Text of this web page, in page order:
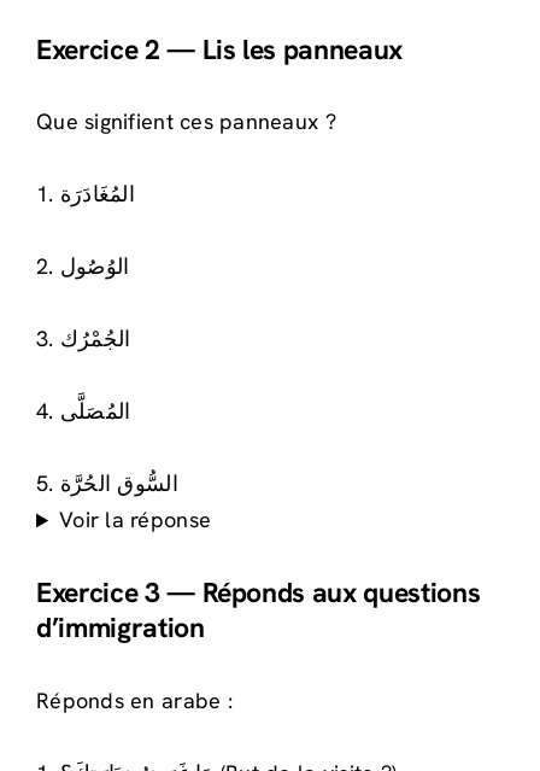
Exercice 2 — Lis les panneaux
Que signifient ces panneaux ?
1. المُغَادَرَة
2. الوُصُول
3. الجُمْرُك
4. المُصَلَّى
5. السُّوق الحُرَّة
Voir la réponse
Exercice 3 — Réponds aux questions
d’immigration
Réponds en arabe :